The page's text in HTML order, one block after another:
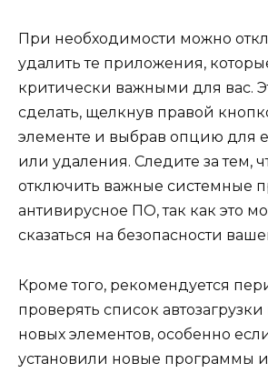
При необходимости можно
удалить те приложения,
критически важными для вас.
сделать, щелкнув правой
элементе и выбрав опцию для
или удаления. Следите за тем,
отключить важные системные
антивирусное ПО, так как это
сказаться на безопасности
Кроме того, рекомендуется
проверять список
новых элементов, особенно
установили новые программы